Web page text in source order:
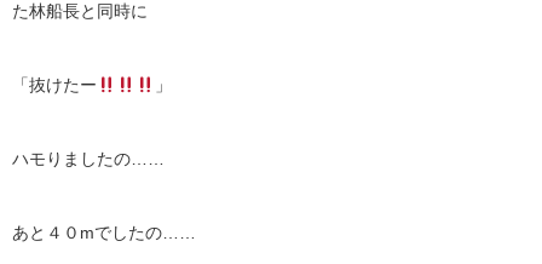
た林船長と同時に
「抜けたー 」
ハモりましたの……
あと４０mでしたの……